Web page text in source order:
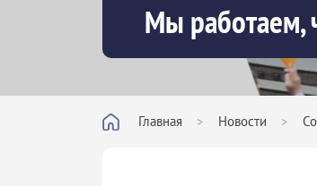
Мы работаем,
Главная > Новости >